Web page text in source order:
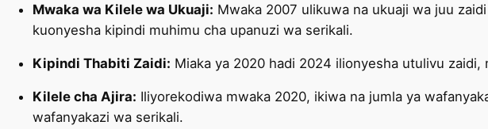
Mwaka wa Kilele wa Ukuaji: Mwaka 2007 ulikuwa na ukuaji wa juu
kuonyesha kipindi muhimu cha upanuzi wa serikali.
Kipindi Thabiti Zaidi: Miaka ya 2020 hadi 2024 ilionyesha utulivu zaidi,
Kilele cha Ajira: Iliyorekodiwa mwaka 2020, ikiwa na jumla ya
wafanyakazi wa serikali.